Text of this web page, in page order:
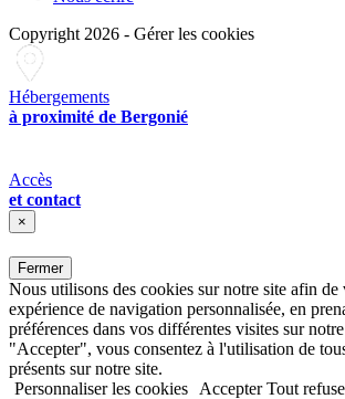
Copyright 2026 - Gérer les cookies
Hébergements
à proximité de Bergonié
Accès
et contact
×
Fermer
Nous utilisons des cookies sur notre site afin
expérience de navigation personnalisée, en
préférences dans vos différentes visites sur
"Accepter", vous consentez à l'utilisation de
présents sur notre site.
Personnaliser les cookies
Accepter Tout